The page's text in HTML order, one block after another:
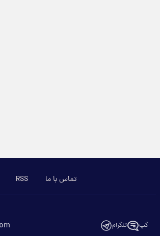
تماس با ما RSS
گپ تلگرام